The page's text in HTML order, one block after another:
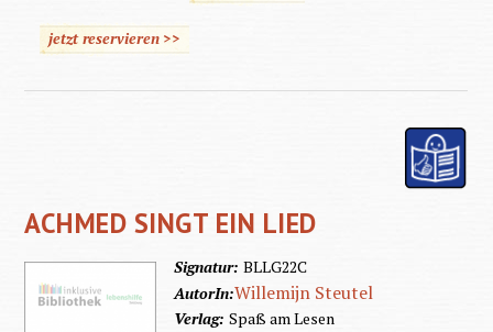
jetzt reservieren >>
ACHMED SINGT EIN LIED
Signatur: BLLG22C
AutorIn:Willemijn Steutel
Verlag: Spaß am Lesen